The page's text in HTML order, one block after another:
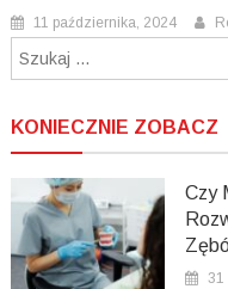
11 października, 2024
KONIECZNIE ZOBACZ
Czy
31